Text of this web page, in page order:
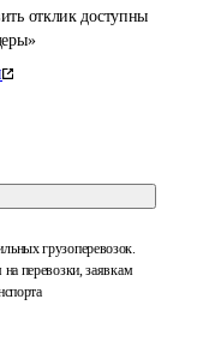
отклик доступны
грузоперевозок.
на перевозки, заявкам